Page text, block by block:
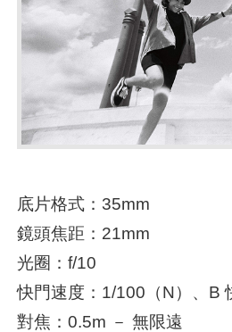
底片格式：35mm
鏡頭焦距：21mm
光圈：f/10
快門速度：1/100（N）、B
對焦：0.5m － 無限遠